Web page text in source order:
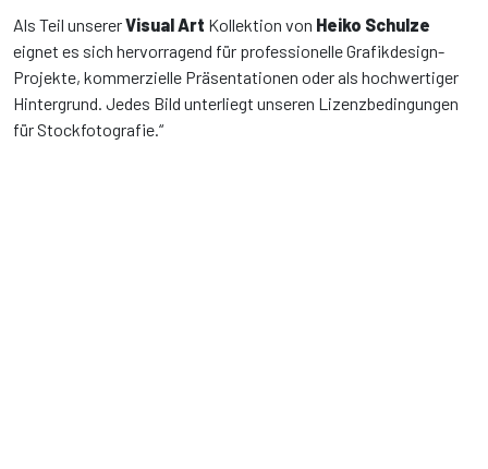
Als Teil unsererVisual Art Kollektion von Heiko Schulze
eignet es sich hervorragend für professionelle Grafikdesign-
Projekte, kommerzielle Präsentationen oder als hochwertiger
Hintergrund. Jedes Bild unterliegt unseren Lizenzbedingungen
für Stockfotografie.“